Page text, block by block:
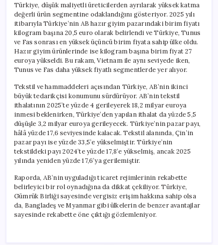
Türkiye, düşük maliyetli üreticilerden ayrılarak yüksek katma
değerli ürün segmentine odaklandığını gösteriyor. 2025 yılı
itibarıyla Türkiye’nin AB hazır giyim pazarındaki birim fiyatı
kilogram başına 20,5 euro olarak belirlendi ve Türkiye, Tunus
ve Fas sonrası en yüksek üçüncü birim fiyata sahip ülke oldu.
Hazır giyim ürünlerinde ise kilogram başına birim fiyat 27
euroya yükseldi. Bu rakam, Vietnam ile aynı seviyede iken,
Tunus ve Fas daha yüksek fiyatlı segmentlerde yer alıyor.
Tekstil ve hammaddeleri açısından Türkiye, AB’nin ikinci
büyük tedarikçisi konumunu sürdürüyor. AB’nin tekstil
ithalatının 2025’te yüzde 4 gerileyerek 18,2 milyar euroya
inmesi beklenirken, Türkiye’den yapılan ithalat da yüzde 5,5
düşüşle 3,2 milyar euroya gerileyecek. Türkiye’nin pazar payı,
hâlâ yüzde 17,6 seviyesinde kalacak. Tekstil alanında, Çin’in
pazar payı ise yüzde 33,5’e yükselmiştir. Türkiye’nin
tekstildeki payı 2024’te yüzde 17,8’e yükselmiş, ancak 2025
yılında yeniden yüzde 17,6’ya gerilemiştir.
Raporda, AB’nin uyguladığı ticaret rejimlerinin rekabette
belirleyici bir rol oynadığına da dikkat çekiliyor. Türkiye,
Gümrük Birliği sayesinde vergisiz erişim hakkına sahip olsa
da, Bangladeş ve Myanmar gibi ülkelerin de benzer avantajlar
sayesinde rekabette öne çıktığı gözlemleniyor.